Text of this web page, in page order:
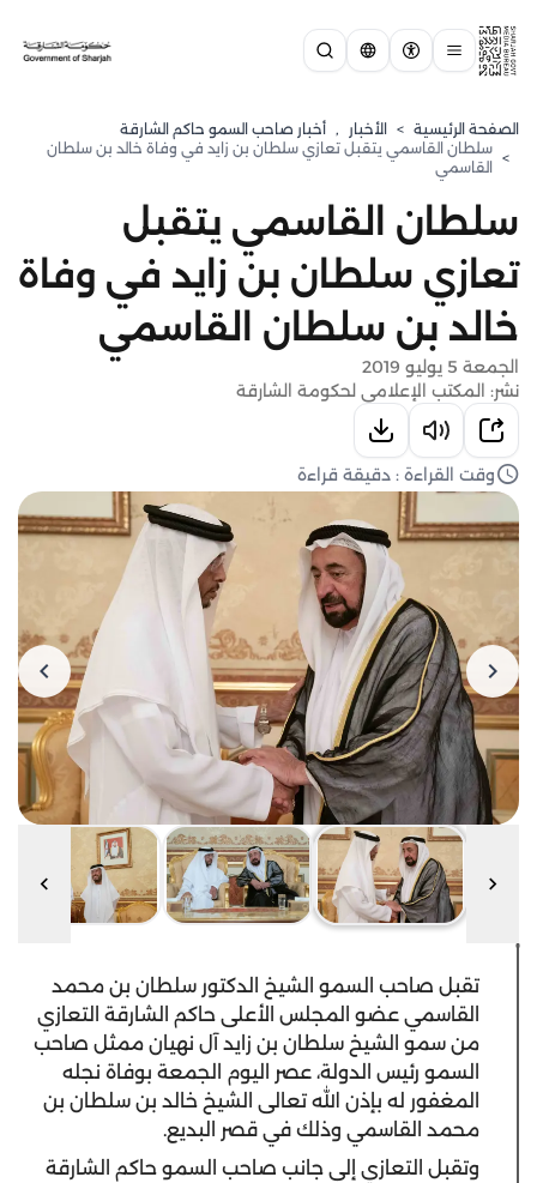
الصفحة الرئيسية > الأخبار , أخبار صاحب السمو حاكم الشارقة
>
‏‫سلطان القاسمي يتقبل تعازي سلطان بن زايد في وفاة خالد بن سلطان
القاسمي
‏‫سلطان القاسمي يتقبل
تعازي سلطان بن زايد في وفاة
خالد بن سلطان القاسمي
الجمعة 5 يوليو 2019
نشر: المكتب الإعلامي لحكومة الشارقة
وقت القراءة : دقيقة قراءة
تقبل صاحب السمو الشيخ الدكتور سلطان بن محمد
القاسمي عضو المجلس الأعلى حاكم الشارقة التعازي
من سمو الشيخ سلطان بن زايد آل نهيان ممثل صاحب
السمو رئيس الدولة، عصر اليوم الجمعة بوفاة نجله
المغفور له بإذن الله تعالى الشيخ خالد بن سلطان بن
محمد القاسمي وذلك في قصر البديع.
وتقبل التعازي إلى جانب صاحب السمو حاكم الشارقة